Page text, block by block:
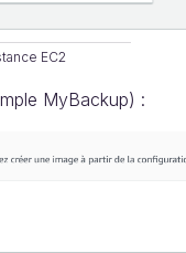
EC2
MyBackup) :